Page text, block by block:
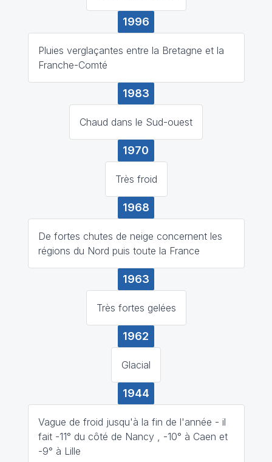
1996
Pluies verglaçantes entre la Bretagne et la
Franche-Comté
1983
Chaud dans le Sud-ouest
1970
Très froid
1968
De fortes chutes de neige concernent les
régions du Nord puis toute la France
1963
Très fortes gelées
1962
Glacial
1944
Vague de froid jusqu'à la fin de l'année - il
fait -11° du côté de Nancy , -10° à Caen et
-9° à Lille